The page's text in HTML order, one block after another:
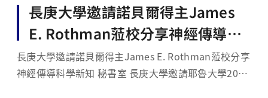
長庚大學邀請諾貝爾得主James
E. Rothman蒞校分享神經傳導科
學新知
長庚大學邀請諾貝爾得主James E. Rothman蒞校分享
神經傳導科學新知 秘書室 長庚大學邀請耶魯大學2013